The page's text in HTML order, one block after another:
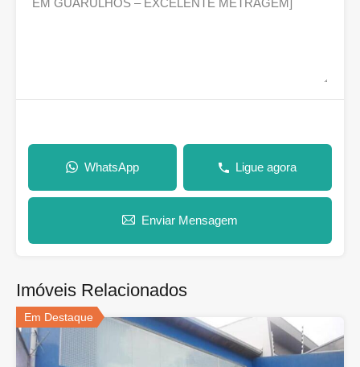
WhatsApp Ligue agora
Enviar Mensagem
Imóveis Relacionados
Em Destaque